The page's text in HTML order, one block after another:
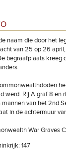
naam die door het
van 25 op 26
begraafplaats kreeg
werd. Rij A graf 8 en
van het 2nd
in de achtermuur
War Graves
147